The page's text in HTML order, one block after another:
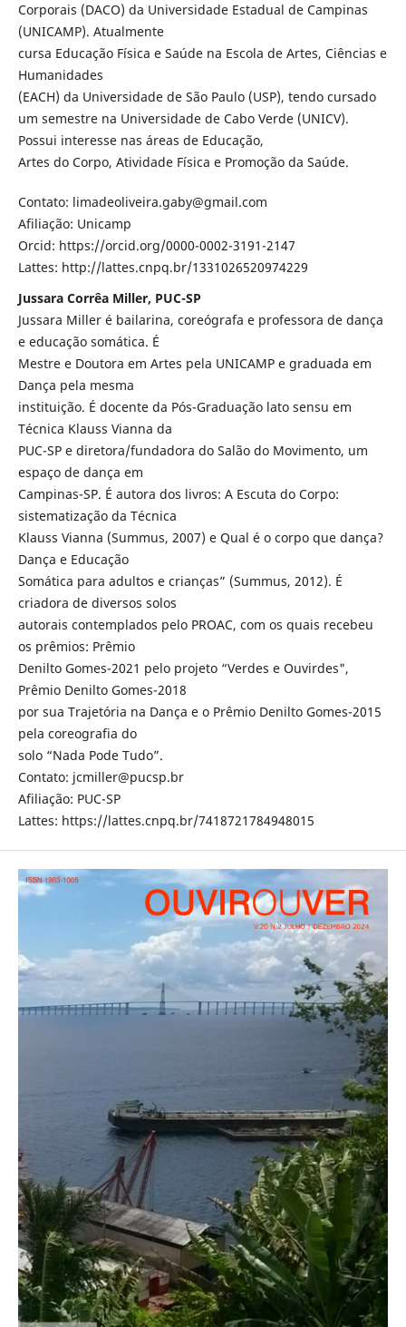
Corporais (DACO) da Universidade Estadual de Campinas
(UNICAMP). Atualmente
cursa Educação Física e Saúde na Escola de Artes, Ciências e
Humanidades
(EACH) da Universidade de São Paulo (USP), tendo cursado
um semestre na Universidade de Cabo Verde (UNICV).
Possui interesse nas áreas de Educação,
Artes do Corpo, Atividade Física e Promoção da Saúde.
Contato: limadeoliveira.gaby@gmail.com
Afiliação: Unicamp
Orcid: https://orcid.org/0000-0002-3191-2147
Lattes: http://lattes.cnpq.br/1331026520974229
Jussara Corrêa Miller, PUC-SP
Jussara Miller é bailarina, coreógrafa e professora de dança
e educação somática. É
Mestre e Doutora em Artes pela UNICAMP e graduada em
Dança pela mesma
instituição. É docente da Pós-Graduação lato sensu em
Técnica Klauss Vianna da
PUC-SP e diretora/fundadora do Salão do Movimento, um
espaço de dança em
Campinas-SP. É autora dos livros: A Escuta do Corpo:
sistematização da Técnica
Klauss Vianna (Summus, 2007) e Qual é o corpo que dança?
Dança e Educação
Somática para adultos e crianças” (Summus, 2012). É
criadora de diversos solos
autorais contemplados pelo PROAC, com os quais recebeu
os prêmios: Prêmio
Denilto Gomes-2021 pelo projeto “Verdes e Ouvirdes",
Prêmio Denilto Gomes-2018
por sua Trajetória na Dança e o Prêmio Denilto Gomes-2015
pela coreografia do
solo “Nada Pode Tudo”.
Contato: jcmiller@pucsp.br
Afiliação: PUC-SP
Lattes: https://lattes.cnpq.br/7418721784948015